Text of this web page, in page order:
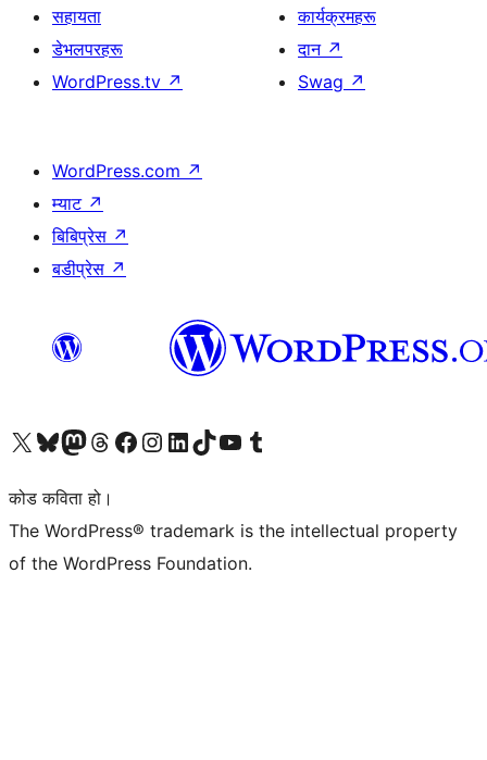
सहायता
डेभलपरहरू
WordPress.tv ↗
कार्यक्रमहरू
दान ↗
Swag ↗
WordPress.com ↗
म्याट ↗
बिबिप्रेस ↗
बडीप्रेस ↗
हाम्रो X (पहिले ट्विटर) खातामा जानुहोस्
हाम्रो Bluesky खाता भ्रमण गर्नुहोस्
हाम्रो म्यास्टोडन खाता भ्रमण गर्नुहोस्
हाम्रो थ्रेड्स खातामा जानुहोस्
हाम्रो फेसबुक पेजमा जानुहोस्
हाम्रो इन्स्टाग्राम खातामा जानुहोस्
हाम्रो लिङ्क्डइन खातामा जानुहोस्
हाम्रो TikTok खाता भ्रमण गर्नुहोस्
हाम्रो युट्युब च्यानलमा जानुहोस्
हाम्रो टम्बलर खाता भ्रमण गर्नुहोस्
कोड कविता हो।
The WordPress® trademark is the intellectual property
of the WordPress Foundation.